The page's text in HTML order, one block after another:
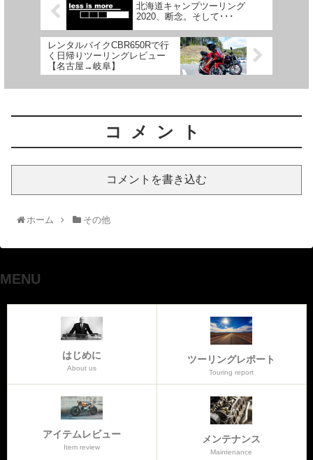
北海道キャンプツーリング
2020、断念。そして･･･
レンタルバイクCBR650Rで行
く日帰りツーリングレビュー
【名古屋→岐阜】
コメント
コメントを書き込む
ホーム その他
MENU
はじめに
About us
ツーリングレポート
Touring report
アイテムレビュー
Item review
メンテナンス
Maintenance